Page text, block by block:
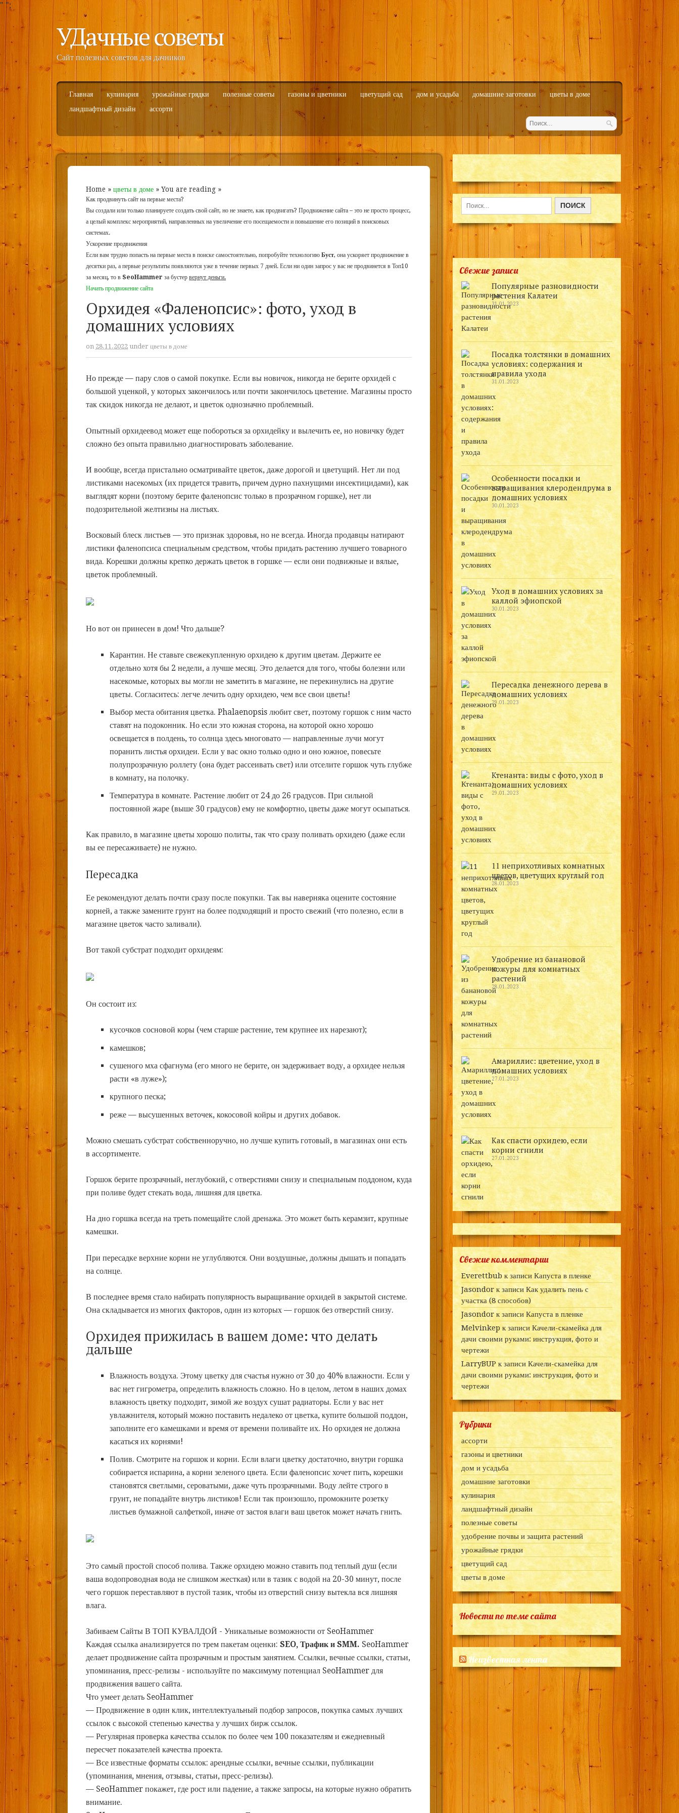
" ";
УДачные советы
Сайт полезных советов для дачников
Главная кулинария урожайные грядки полезные советы газоны и цветники цветущий сад дом и усадьба домашние заготовки
цветы в доме
ландшафтный дизайн
ассорти
Home »цветы в доме » You are reading »
Как продвинуть сайт на первые места?
Вы создали или только планируете создать свой сайт, но не знаете, как продвигать? Продвижение сайта – это не просто процесс,
а целый комплекс мероприятий, направленных на увеличение его посещаемости и повышение его позиций в поисковых
системах.
Ускорение продвижения
Если вам трудно попасть на первые места в поиске самостоятельно, попробуйте технологиюБуст, она ускоряет продвижение в
десятки раз, а первые результаты появляются уже в течение первых 7 дней. Если ни один запрос у вас не продвинется в Топ10
за месяц, то в SeoHammer за бустервернут деньги.
Начать продвижение сайта
Орхидея «Фаленопсис»: фото, уход в
домашних условиях
on 28.11.2022 underцветы в доме
Но прежде — пару слов о самой покупке. Если вы новичок, никогда не берите орхидей с
большой уценкой, у которых закончилось или почти закончилось цветение. Магазины просто
так скидок никогда не делают, и цветок однозначно проблемный.
Опытный орхидеевод может еще побороться за орхидейку и вылечить ее, но новичку будет
сложно без опыта правильно диагностировать заболевание.
И вообще, всегдапристально осматривайте цветок, даже дорогой и цветущий. Нет ли под
листиками насекомых (их придется травить, причем дурно пахнущими инсектицидами), как
выглядят корни (поэтому берите фаленопсис только в прозрачном горшке), нет ли
подозрительной желтизны на листьях.
Восковый блеск листьев — это признак здоровья, но не всегда. Иногда продавцы натирают
листики фаленопсиса специальным средством, чтобы придать растению лучшего товарного
вида. Корешки должны крепко держать цветок в горшке — если они подвижные и вялые,
цветок проблемный.
Но вот он принесен в дом! Что дальше?
Карантин. Не ставьте свежекупленную орхидею к другим цветам. Держите ее
отдельно хотя бы 2 недели, а лучше месяц. Это делается для того, чтобы болезни или
насекомые, которых вы могли не заметить в магазине, не перекинулись на другие
цветы. Согласитесь: легче лечить одну орхидею, чем все свои цветы!
Выбор места обитания цветка. Phalaenopsis любит свет, поэтому горшок с ним часто
ставят на подоконник. Но если это южная сторона, на которой окно хорошо
освещается в полдень, то солнца здесь многовато — направленные лучи могут
поранить листья орхидеи. Если у вас окно только одно и оно южное, повесьте
полупрозрачную роллету (она будет рассеивать свет) или отселите горшок чуть глубже
в комнату, на полочку.
Температура в комнате. Растение любит от 24 до 26 градусов. При сильной
постоянной жаре (выше 30 градусов) ему не комфортно, цветы даже могут осыпаться.
Как правило, в магазине цветы хорошо политы, так что сразу поливать орхидею (даже если
вы ее пересаживаете) не нужно.
Пересадка
Ее рекомендуют делать почти сразу после покупки. Так вы наверняка оцените состояние
корней, а также замените грунт на более подходящий и просто свежий (что полезно, если в
магазине цветок часто заливали).
Вот такой субстрат подходит орхидеям:
Он состоит из:
кусочков сосновой коры (чем старше растение, тем крупнее их нарезают);
камешков;
сушеного мха сфагнума (его много не берите, он задерживает воду, а орхидее нельзя
расти «в луже»);
крупного песка;
реже — высушенных веточек, кокосовой койры и других добавок.
Можно смешать субстрат собственноручно, но лучше купить готовый, в магазинах они есть
в ассортименте.
Горшок берите прозрачный, неглубокий, с отверстиями снизу и специальным поддоном, куда
при поливе будет стекать вода, лишняя для цветка.
На дно горшка всегда на треть помещайте слой дренажа. Это может быть керамзит, крупные
камешки.
При пересадке верхние корни не углубляются. Они воздушные, должны дышать и попадать
на солнце.
В последнее время стало набирать популярность выращивание орхидей в закрытой системе.
Она складывается из многих факторов, один из которых — горшок без отверстий снизу.
Орхидея прижилась в вашем доме: что делать
дальше
Влажность воздуха. Этому цветку для счастья нужно от 30 до 40% влажности. Если у
вас нет гигрометра, определить влажность сложно. Но в целом, летом в наших домах
влажность цветку подходит, зимой же воздух сушат радиаторы. Если у вас нет
увлажнителя, который можно поставить недалеко от цветка, купите большой поддон,
заполните его камешками и время от времени поливайте их. Но орхидея не должна
касаться их корнями!
Полив. Смотрите на горшок и корни. Если влаги цветку достаточно, внутри горшка
собирается испарина, а корни зеленого цвета. Если фаленопсис хочет пить, корешки
становятся светлыми, сероватыми, даже чуть прозрачными. Воду лейте строго в
грунт, не попадайте внутрь листиков! Если так произошло, промокните розетку
листьев бумажной салфеткой, иначе от застоя влаги ваш цветок может начать гнить.
Это самый простой способ полива. Также орхидею можно ставить под теплый душ (если
ваша водопроводная вода не слишком жесткая) или в тазик с водой на 20-30 минут, после
чего горшок переставляют в пустой тазик, чтобы из отверстий снизу вытекла вся лишняя
влага.
Забиваем Сайты В ТОП КУВАЛДОЙ - Уникальные возможности от SeoHammer
Каждая ссылка анализируется по трем пакетам оценки:SEO, Трафик и SMM. SeoHammer
делает продвижение сайта прозрачным и простым занятием. Ссылки, вечные ссылки, статьи,
упоминания, пресс-релизы - используйте по максимуму потенциал SeoHammer для
продвижения вашего сайта.
Что умеет делать SeoHammer
— Продвижение в один клик, интеллектуальный подбор запросов, покупка самых лучших
ссылок с высокой степенью качества у лучших бирж ссылок.
— Регулярная проверка качества ссылок по более чем 100 показателям и ежедневный
пересчет показателей качества проекта.
— Все известные форматы ссылок: арендные ссылки, вечные ссылки, публикации
(упоминания, мнения, отзывы, статьи, пресс-релизы).
— SeoHammer покажет, где рост или падение, а также запросы, на которые нужно обратить
внимание.
Свежие записи
Популярные разновидности
растения Калатеи
31.01.2023
Посадка толстянки в домашних
условиях: содержания и
правила ухода
31.01.2023
Особенности посадки и
выращивания клеродендрума в
домашних условиях
30.01.2023
Уход в домашних условиях за
каллой эфиопской
30.01.2023
Пересадка денежного дерева в
домашних условиях
29.01.2023
Ктенанта: виды с фото, уход в
домашних условиях
29.01.2023
11 неприхотливых комнатных
цветов, цветущих круглый год
28.01.2023
Удобрение из банановой
кожуры для комнатных
растений
28.01.2023
Амариллис: цветение, уход в
домашних условиях
27.01.2023
Как спасти орхидею, если
корни сгнили
27.01.2023
Свежие комментарии
Everettbubк записи Капуста в пленке
Jasondorк записиКак удалить пень с
участка (8 способов)
Jasondorк записи Капуста в пленке
Melvinkepк записи Качели-скамейка для
дачи своими руками: инструкция, фото и
чертежи
LarryBUP к записи Качели-скамейка для
дачи своими руками: инструкция, фото и
чертежи
Рубрики
ассорти
газоны и цветники
дом и усадьба
домашние заготовки
кулинария
ландшафтный дизайн
полезные советы
удобрение почвы и защита растений
урожайные грядки
цветущий сад
цветы в доме
Новости по теме сайта
Неизвестная лента